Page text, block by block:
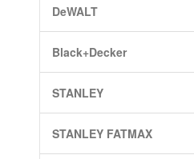
DeWALT
Black+Decker
STANLEY
STANLEY FATMAX